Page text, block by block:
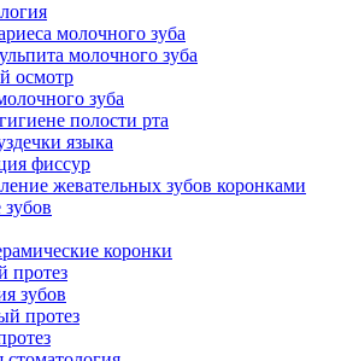
молочного зуба
молочного зуба
осмотр
зуба
полости рта
языка
фиссур
жевательных зубов коронками
коронки
протез
зубов
протез